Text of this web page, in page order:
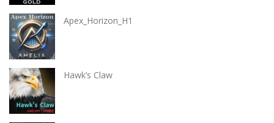
Apex_Horizon_H1
Hawk’s Claw